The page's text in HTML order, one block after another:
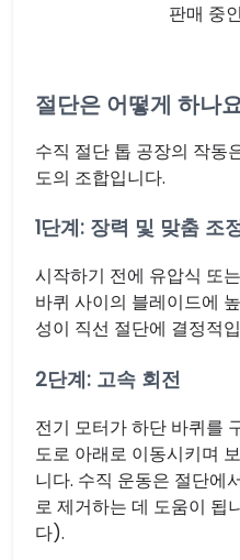
판매 중
절단은 어떻게 하나
수직 절단 톱 공장의 작동
도의 조합입니다.
1단계: 장력 및 맞춤 조
시작하기 전에 유압식 또
바퀴 사이의 블레이드에
성이 직선 절단에 결정적
2단계: 고속 회전
전기 모터가 하단 바퀴를
도로 아래로 이동시키며
니다. 수직 운동은 절단에
로 제거하는 데 도움이 됩
다).